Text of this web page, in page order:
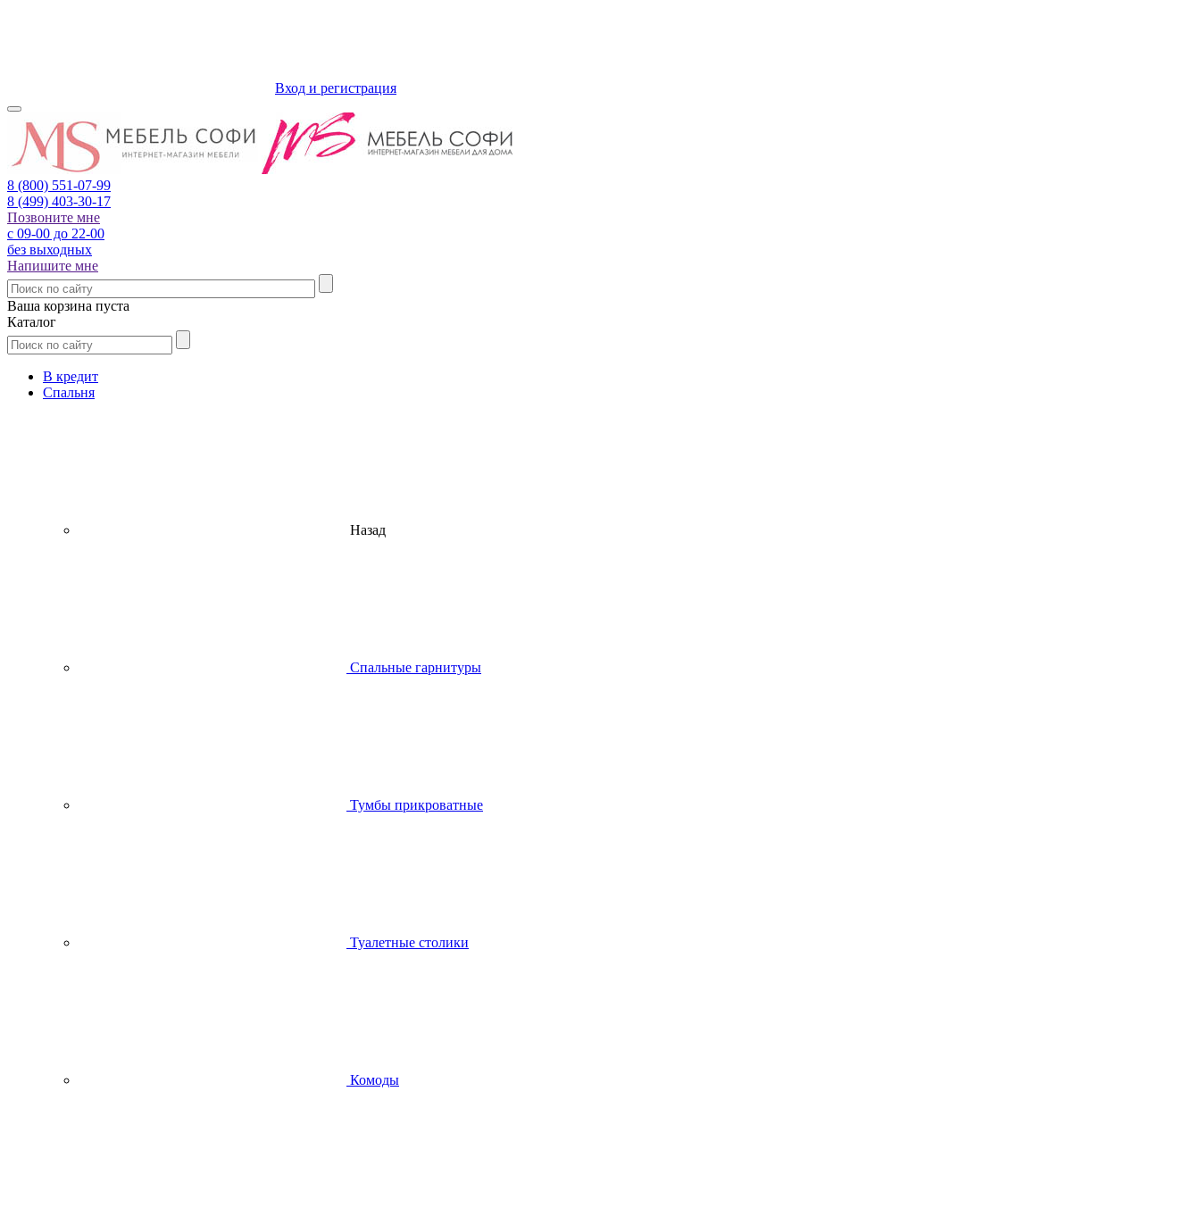
Вход и регистрация
8 (800) 551-07-99
8 (499) 403-30-17
Позвоните мне
с 09-00 до 22-00
без выходных
Напишите мне
Ваша корзина пуста
Каталог
В кредит
Спальня
Назад
Спальные гарнитуры
Тумбы прикроватные
Туалетные столики
Комоды